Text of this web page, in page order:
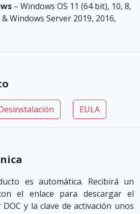
– Windows OS 11 (64 bit), 10, 8,
Windows Server 2019, 2016,
EULA
es automática. Recibirá un
el enlace para descargar el
y la clave de activación unos